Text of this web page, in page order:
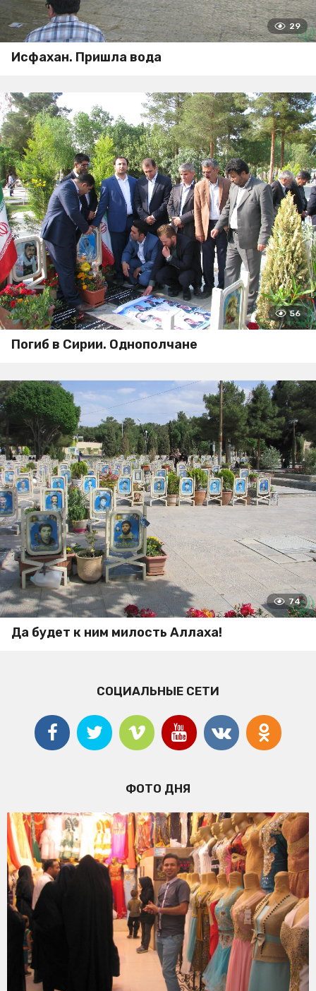
29
Исфахан. Пришла вода
56
Погиб в Сирии. Однополчане
74
Да будет к ним милость Аллаха!
СОЦИАЛЬНЫЕ СЕТИ
ФОТО ДНЯ